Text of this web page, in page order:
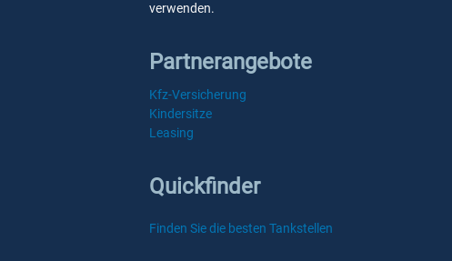
verwenden.
Partnerangebote
Kfz-Versicherung
Kindersitze
Leasing
Quickfinder
Finden Sie die besten Tankstellen